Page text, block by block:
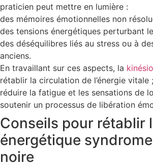
praticien peut mettre en lumière :
des mémoires émotionnelles non
des tensions énergétiques perturbant
des déséquilibres liés au stress ou à
anciens.
En travaillant sur ces aspects, la
rétablir la circulation de l’énergie vitale ;
réduire la fatigue et les sensations de
soutenir un processus de libération
Conseils pour rétablir
énergétique
noire